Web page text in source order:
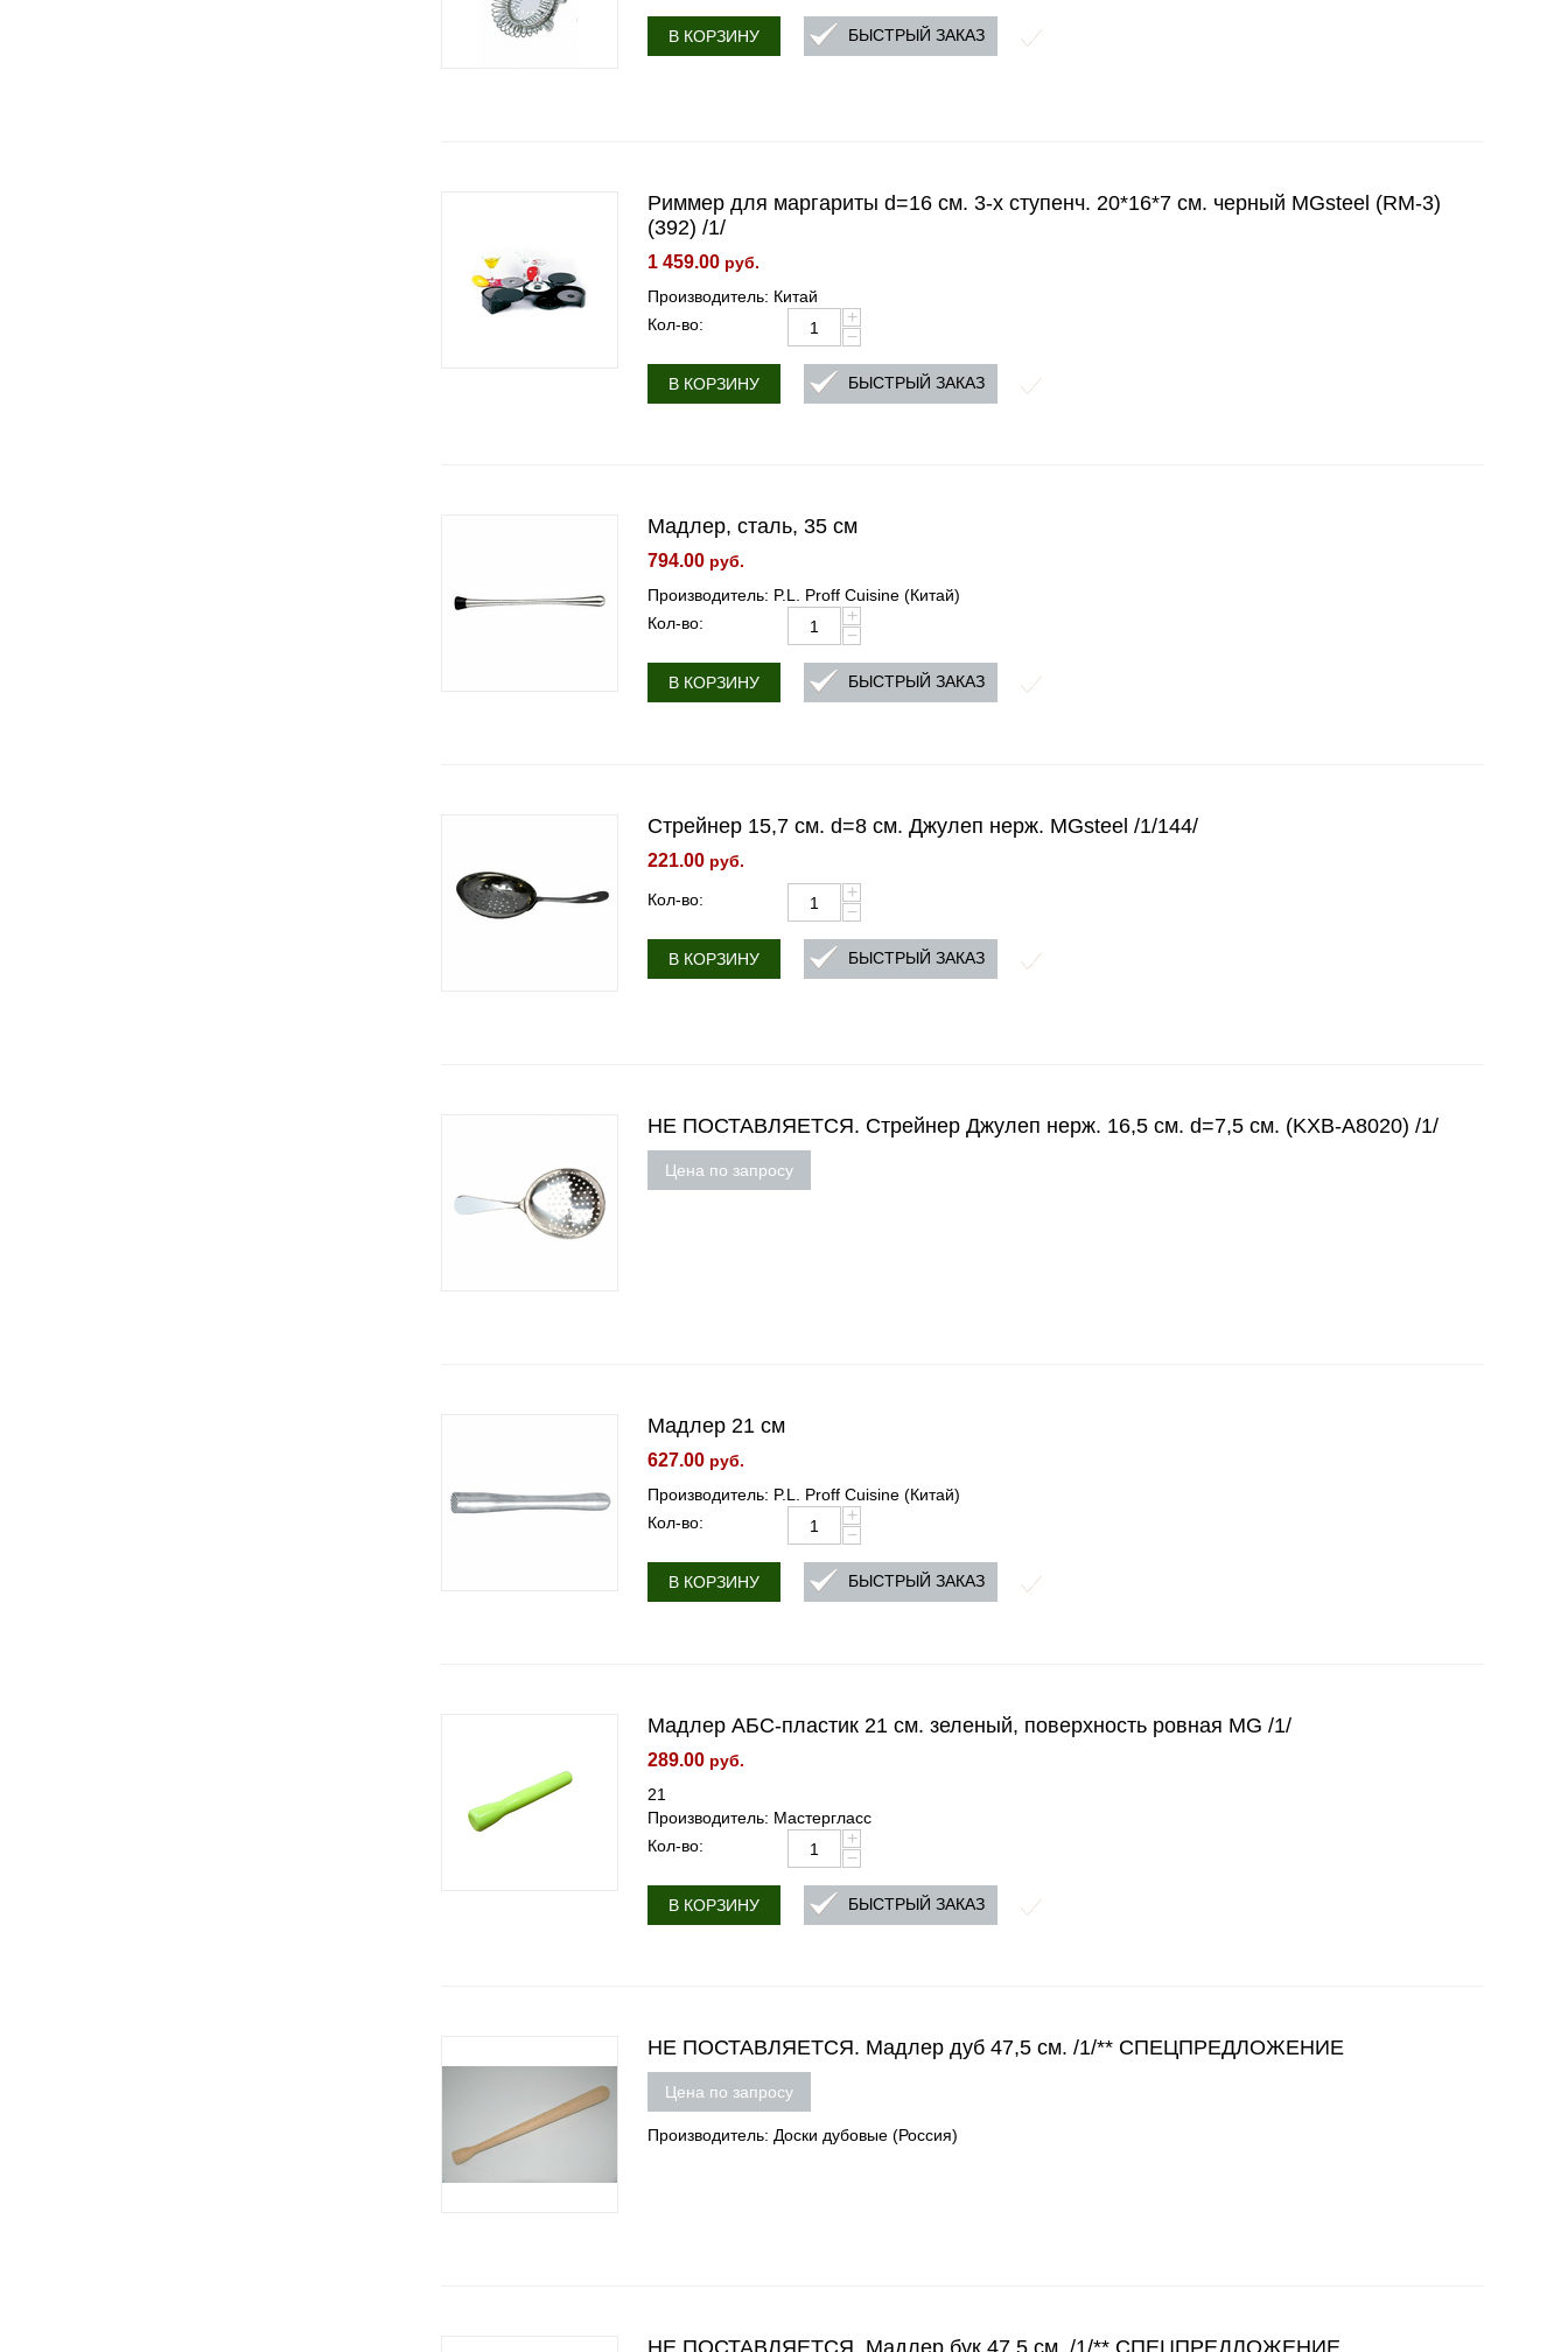
В КОРЗИНУ БЫСТРЫЙ ЗАКАЗ
Риммер для маргариты d=16 см. 3-х ступенч. 20*16*7 см. черный MGsteel (RM-3)
(392) /1/
1 459.00 руб.
Производитель: Китай
Кол-во:
+
−
В КОРЗИНУ БЫСТРЫЙ ЗАКАЗ
Мадлер, сталь, 35 см
794.00 руб.
Производитель: P.L. Proff Cuisine (Китай)
Кол-во:
+
−
В КОРЗИНУ БЫСТРЫЙ ЗАКАЗ
Стрейнер 15,7 см. d=8 см. Джулеп нерж. MGsteel /1/144/
221.00 руб.
Кол-во:
+
−
В КОРЗИНУ БЫСТРЫЙ ЗАКАЗ
НЕ ПОСТАВЛЯЕТСЯ. Стрейнер Джулеп нерж. 16,5 см. d=7,5 см. (KXB-A8020) /1/
Цена по запросу
Мадлер 21 см
627.00 руб.
Производитель: P.L. Proff Cuisine (Китай)
Кол-во:
+
−
В КОРЗИНУ БЫСТРЫЙ ЗАКАЗ
Мадлер АБС-пластик 21 см. зеленый, поверхность ровная MG /1/
289.00 руб.
21
Производитель: Мастергласс
Кол-во:
+
−
В КОРЗИНУ БЫСТРЫЙ ЗАКАЗ
НЕ ПОСТАВЛЯЕТСЯ. Мадлер дуб 47,5 см. /1/** СПЕЦПРЕДЛОЖЕНИЕ
Цена по запросу
Производитель: Доски дубовые (Россия)
НЕ ПОСТАВЛЯЕТСЯ. Мадлер бук 47,5 см. /1/** СПЕЦПРЕДЛОЖЕНИЕ